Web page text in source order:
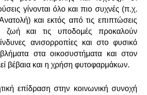
γίνονται όλο και πιο συχνές (π.χ.
και εκτός από τις επιπτώσεις
ζωή και τις υποδομές προκαλούν
ανισορροπίες και στο φυσικό
στα οικοσυστήματα και στον
βέβαια και η χρήση φυτοφαρμάκων.
επίδραση στην κοινωνική συνοχή